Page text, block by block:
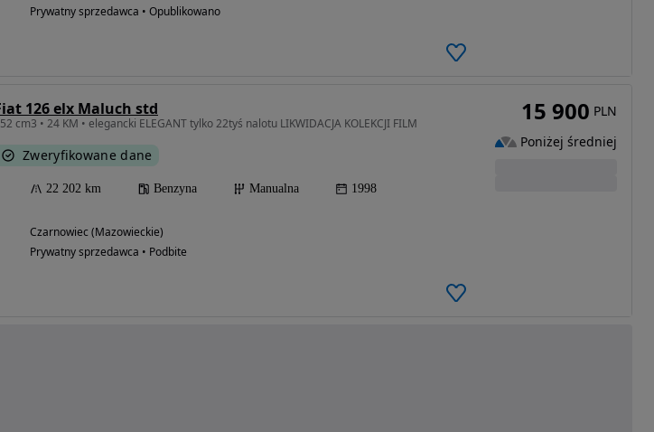
Prywatny sprzedawca • Opublikowano
126 elx Maluch std
cm3 • 24 KM • elegancki ELEGANT tylko 22tyś nalotu LIKWIDACJA KOLEKCJI FILM
Zweryfikowane dane
22 202 km Benzyna Manualna 1998
Czarnowiec (Mazowieckie)
Prywatny sprzedawca • Podbite
15 900 PLN
Poniżej średniej